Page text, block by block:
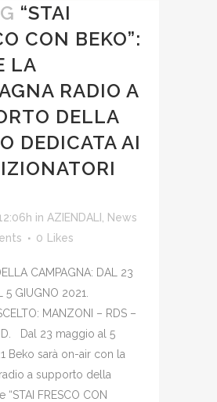
“STAI
CON BEKO”:
LA
RADIO A
DELLA
DEDICATA AI
in AZIENDALI News
0 Likes
CAMPAGNA: DAL 23
5 GIUGNO 2021.
MANZONI – RDS –
Dal 23 maggio al 5
Beko sarà on-air con la
a supporto della
FRESCO CON